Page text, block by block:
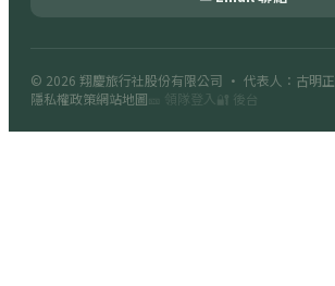
© 2026 翔慶旅行社股份有限公司 · 代表人：古明正
隱私權政策網站地圖 🎫 領隊登入 🔐 後台